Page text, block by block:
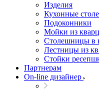
Изделия
Кухонные
Подоконники
Мойки из
Столешницы в
Лестницы из
Стойки
Партнерам
On-line дизайнер